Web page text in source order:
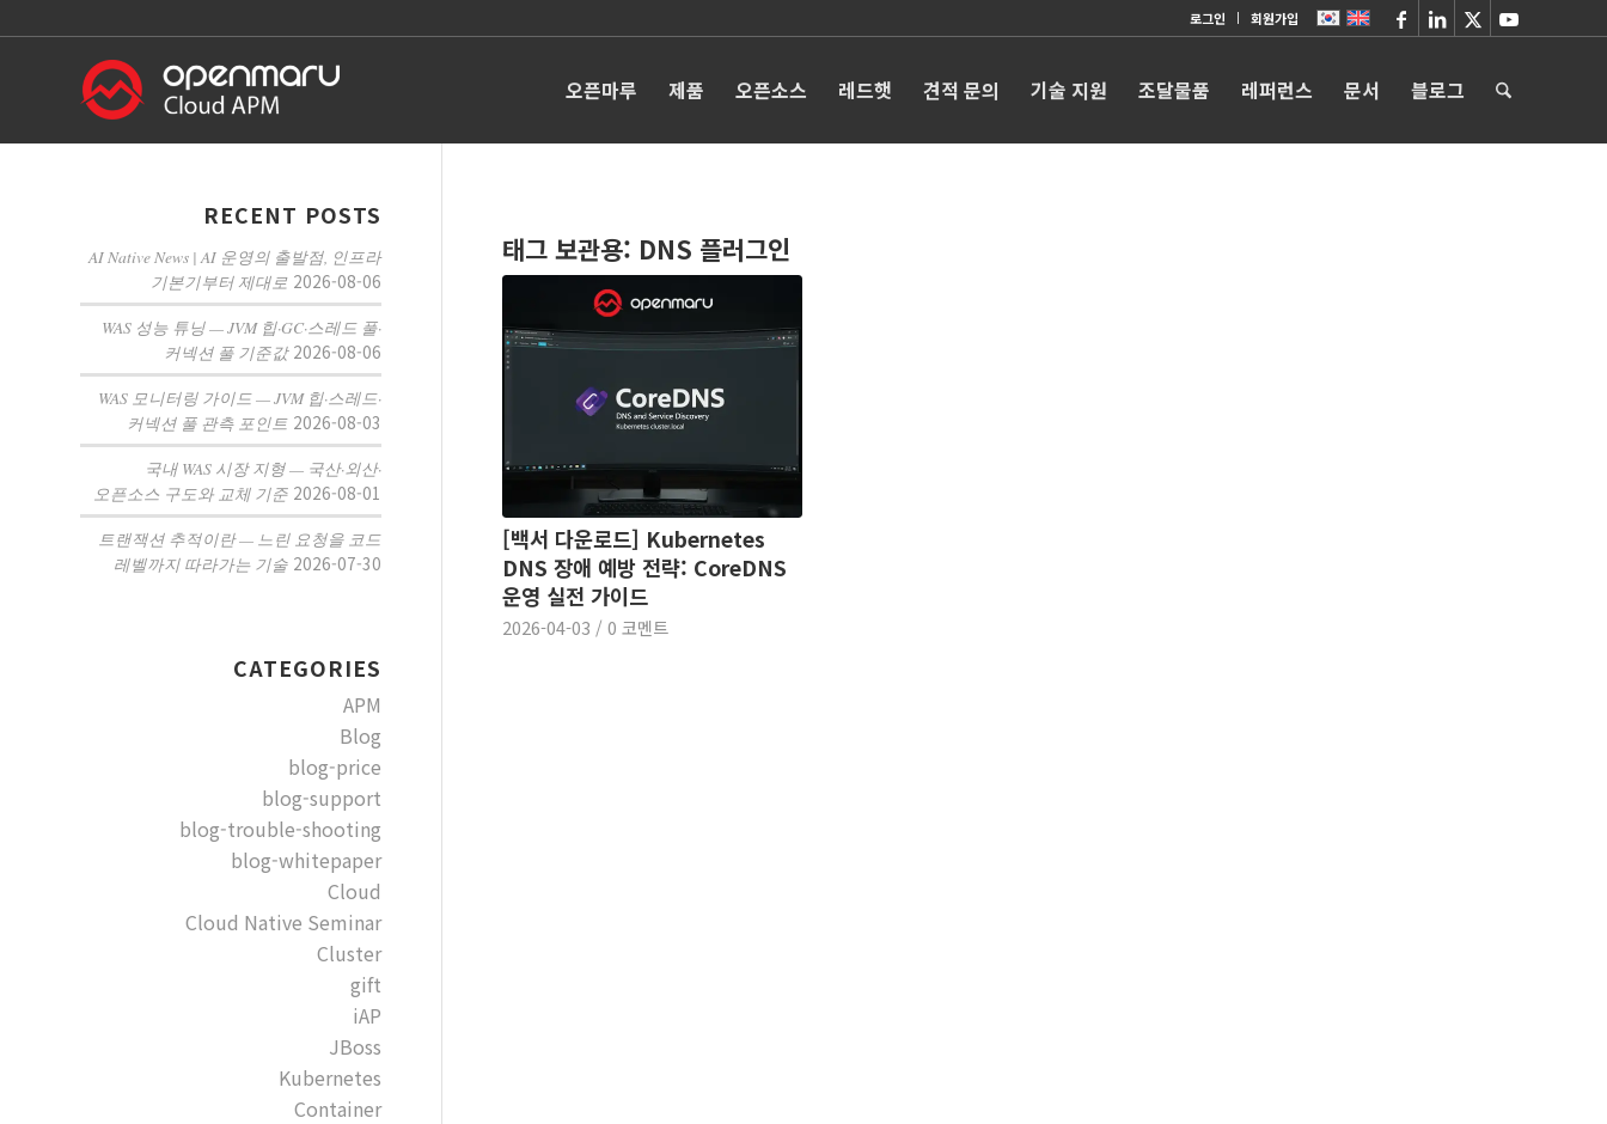
로그인 회원가입
오픈마루 제품 오픈소스 레드햇 견적 문의 기술 지원 조달물품 레퍼런스 문서 블로그
태그 보관용: DNS 플러그인
[백서 다운로드] Kubernetes
DNS 장애 예방 전략: CoreDNS
운영 실전 가이드
2026-04-03 / 0 코멘트
RECENT POSTS
AI Native News | AI 운영의 출발점, 인프라
기본기부터 제대로 2026-08-06
WAS 성능 튜닝 — JVM 힙·GC·스레드 풀·
커넥션 풀 기준값 2026-08-06
WAS 모니터링 가이드 — JVM 힙·스레드·
커넥션 풀 관측 포인트 2026-08-03
국내 WAS 시장 지형 — 국산·외산·
오픈소스 구도와 교체 기준 2026-08-01
트랜잭션 추적이란 — 느린 요청을 코드
레벨까지 따라가는 기술 2026-07-30
CATEGORIES
APM
Blog
blog-price
blog-support
blog-trouble-shooting
blog-whitepaper
Cloud
Cloud Native Seminar
Cluster
gift
iAP
JBoss
Kubernetes
Container